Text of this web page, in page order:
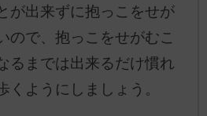
が出来ずに抱っこをせが
ので、抱っこをせがむこ
るまでは出来るだけ慣れ
くようにしましょう。